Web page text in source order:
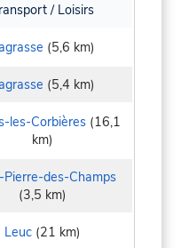
/ Loisirs
(5,6 km)
(5,4 km)
les-Corbières(16,1
km)
Pierre-des-Champs
(3,5 km)
Leuc (21 km)